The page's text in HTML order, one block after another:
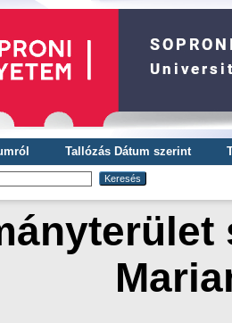
Tallózás Dátum szerint